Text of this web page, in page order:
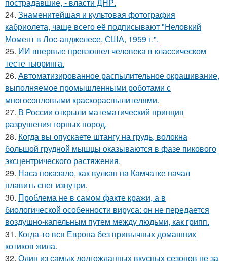
24. Знаменитейшая и культовая фотография
кабриолета, чаще всего её подписывают "Неловкий
Момент в Лос-анджелесе, США, 1959 г.".
25. ИИ впервые превзошел человека в классическом
тесте тьюринга.
26. Автоматизированное распылительное окрашивание,
выполняемое промышленными роботами с
многосопловыми краскораспылителями.
27. В России открыли математический принцип
разрушения горных пород.
28. Когда вы опускаете штангу на грудь, волокна
большой грудной мышцы оказываются в фазе пикового
эксцентрического растяжения.
29. Наса показало, как вулкан на Камчатке начал
плавить снег изнутри.
30. Проблема не в самом факте кражи, а в
биологической особенности вируса: он не передается
воздушно-капельным путем между людьми, как грипп.
31. Когда-то вся Европа без привычных домашних
котиков жила.
32. Один из самых долгожданных вкусных сезонов не за